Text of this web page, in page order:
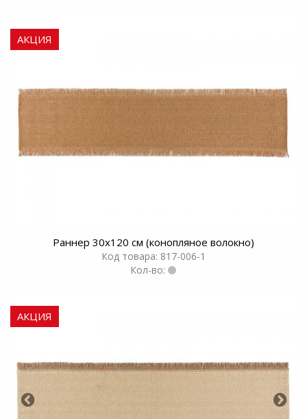
АКЦИЯ
Раннер 30х120 см (конопляное волокно)
Код товара: 817-006-1
Кол-во:
АКЦИЯ